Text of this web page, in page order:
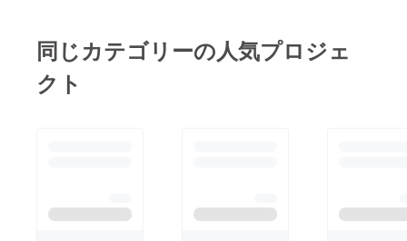
たので、絵を描いて
作っていく作業をやっ
す！ 黒い部分はコ
筆とマジックペンで色
たので第2弾で色つき
を作ってみたいと思い
同じカテゴリーの人気プロジェ
クト